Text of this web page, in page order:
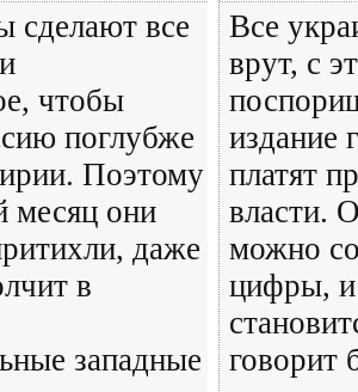
сделают все
чтобы
поглубже
Поэтому
месяц они
даже
в
западные
Все
врут, с
издание
платят
власти.
можно
цифры, и
говорит